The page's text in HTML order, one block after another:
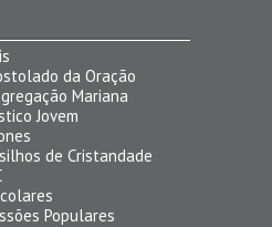
da Oração
Mariana
Jovem
de Cristandade
Populares